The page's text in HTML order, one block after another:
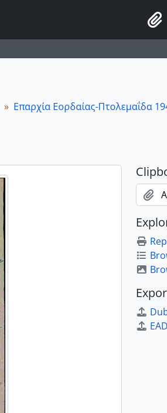
Επαρχία Εορδαίας-Πτολεμαΐδα